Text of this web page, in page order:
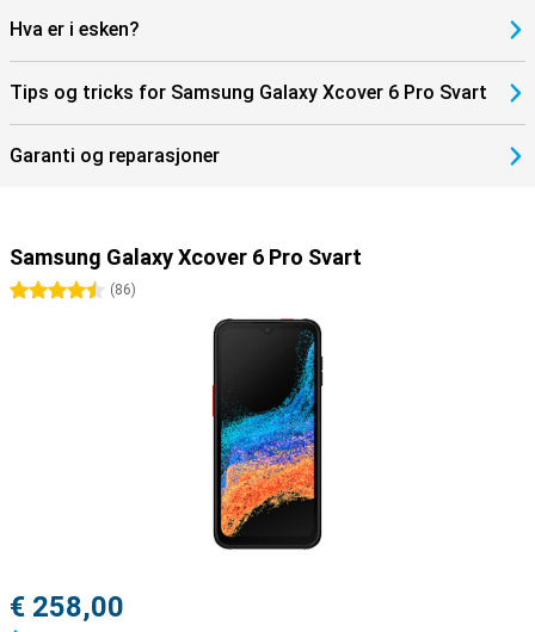
Hva er i esken?
Tips og tricks for Samsung Galaxy Xcover 6 Pro Svart
Garanti og reparasjoner
Samsung Galaxy Xcover 6 Pro Svart
4.5 stjerner
(86)
€ 258,00